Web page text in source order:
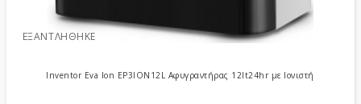
ΕΞΑΝΤΛΉΘΗΚΕ
Inventor Eva Ion EP3ION12L Αφυγραντήρας 12lt24hr με Ιονιστή